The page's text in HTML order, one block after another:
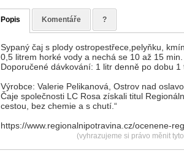
Popis Komentáře ?
Sypaný čaj s plody ostropestřece,pelyňku,
0,5 litrem horké vody a nechá se 10 až 15
Doporučené dávkování: 1 litr denně po dobu 1
Výrobce: Valerie Pelikanová, Ostrov nad
Čaje společnosti LC Rosa získali titul
cestou, bez chemie a s chutí.“
https://www.regionalnipotravina.cz/ocenene-
(vyhrazujeme si právo měnit